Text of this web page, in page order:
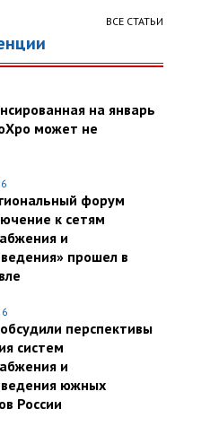
ВСЕ СТАТЬИ
на январь
может не
форум
к сетям
и
прошел в
перспективы
систем
и
южных
России